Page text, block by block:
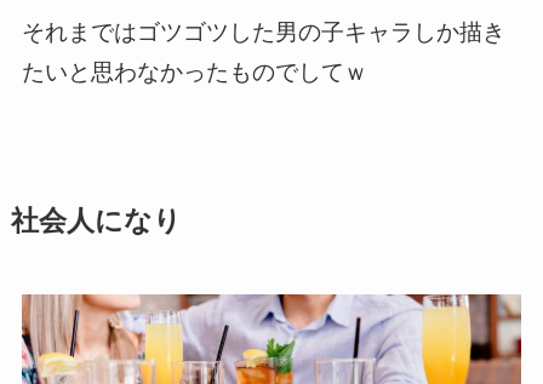
それまではゴツゴツした男の子キャラしか描き
たいと思わなかったものでしてｗ
社会人になり